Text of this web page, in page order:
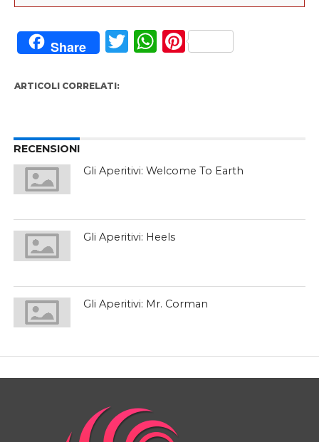
Share Twitter
WhatsApp
Pinterest
ARTICOLI CORRELATI:
RECENSIONI
Gli Aperitivi: Welcome To Earth
Gli Aperitivi: Heels
Gli Aperitivi: Mr. Corman